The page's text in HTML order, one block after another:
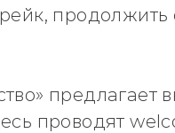
предлагает
проводят